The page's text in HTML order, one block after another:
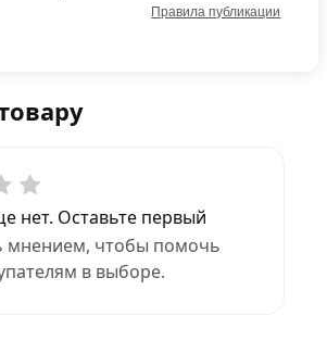
нет. Оставьте первый
мнением, чтобы помочь
в выборе.
Правила публикации